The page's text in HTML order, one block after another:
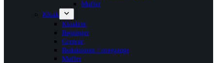
Muffer
Kloak
Kloakrør
Bøjninger
Grenrør
Reduktioner / overgange
Muffer